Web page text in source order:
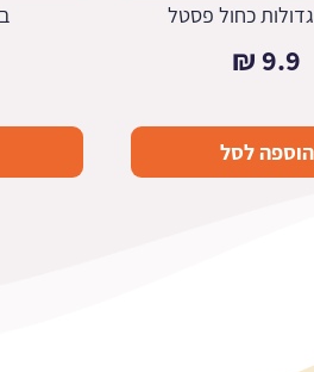
כחול פסטל
9.9
₪
הוספה לסל